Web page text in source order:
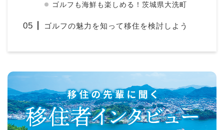
ゴルフも海鮮も楽しめる！茨城県大洗町
ゴルフの魅力を知って移住を検討しよう